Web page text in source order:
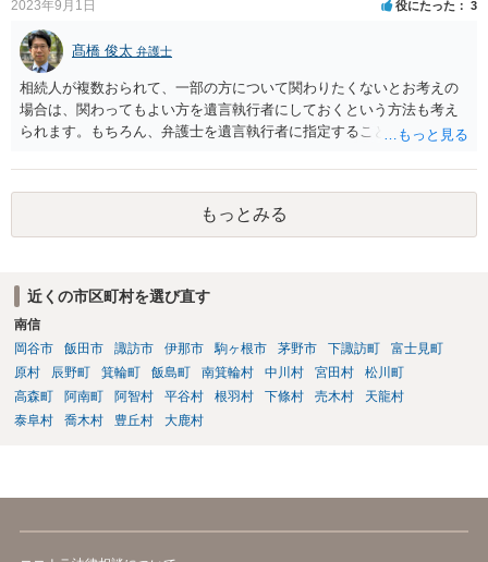
2023年9月1日 役にたった 3
髙橋 俊太 弁護士
相続人が複数おられて、一部の方について関わりたくないとお考えの
場合は、関わってもよい方を遺言執行者にしておくという方法も考え
られます。もちろん、弁護士を遺言執行者に指定することもできます
方に再委任の権限を付与しておくという方法もあります。 一度、弁護
士に直接ご相談されることをお勧めいたします。
もっとみる
近くの市区町村を選び直す
南信
岡谷市
飯田市 諏訪市 伊那市 駒ヶ根市 茅野市 下諏訪町
富士見町
原村
辰野町 箕輪町 飯島町 南箕輪村 中川村 宮田村
松川町
高森町
阿南町 阿智村 平谷村 根羽村 下條村 売木村
天龍村
泰阜村
喬木村 豊丘村 大鹿村